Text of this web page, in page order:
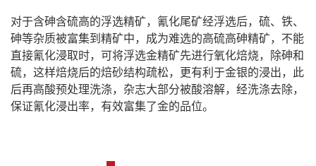
对于含砷含硫高的浮选精矿，氰化尾矿经浮选后，硫、铁、
砷等杂质被富集到精矿中，成为难选的高硫高砷精矿，不能
直接氰化浸取时，可将浮选金精矿先进行氧化焙烧，除砷和
硫，这样焙烧后的焙砂结构疏松，更有利于金银的浸出，此
后再高酸预处理洗涤，杂志大部分被酸溶解，经洗涤去除，
保证氰化浸出率，有效富集了金的品位。